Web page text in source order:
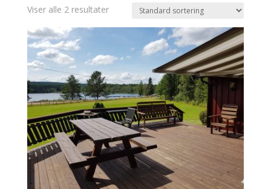
Viser alle 2 resultater